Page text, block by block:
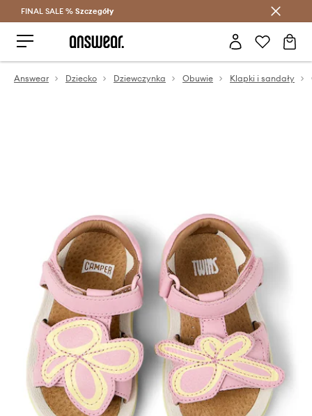
Oszczędzaj z Answear Club >
FINAL SALE % Szczegóły
Answear Dziecko Dziewczynka Obuwie Klapki i sandały